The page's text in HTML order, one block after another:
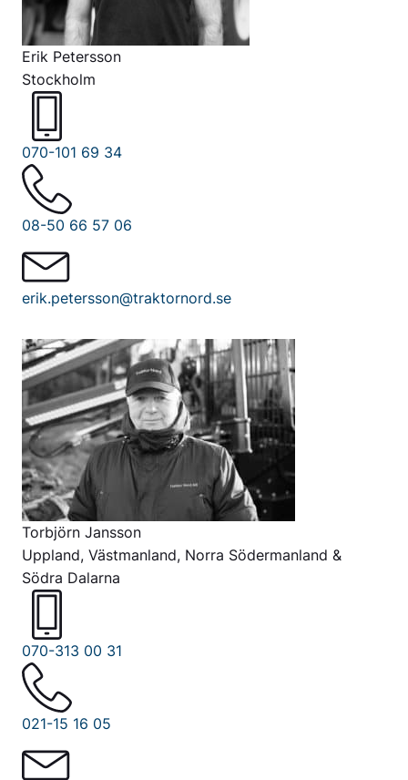
Erik Petersson
Stockholm
070-101 69 34
08-50 66 57 06
erik.petersson@traktornord.se
Torbjörn Jansson
Uppland, Västmanland, Norra Södermanland &
Södra Dalarna
070-313 00 31
021-15 16 05